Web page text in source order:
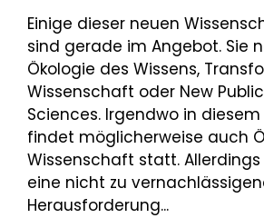
Einige dieser neuen
sind gerade im Angebot. Sie
Ökologie des Wissens,
Wissenschaft oder New
Sciences. Irgendwo in
findet möglicherweise auch
Wissenschaft statt.
eine nicht zu
Herausforderung...